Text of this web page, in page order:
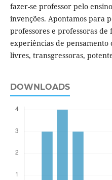
fazer-se professor pelo
invenções. Apontamos para
professores e professoras
experiências de pensamento
livres, transgressoras,
DOWNLOADS